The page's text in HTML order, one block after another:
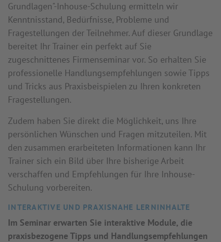
Grundlagen"-Inhouse-Schulung ermitteln wir
Kenntnisstand, Bedürfnisse, Probleme und
Fragestellungen der Teilnehmer. Auf dieser Grundlage
bereitet Ihr Trainer ein perfekt auf Sie
zugeschnittenes Firmenseminar vor. So erhalten Sie
professionelle Handlungsempfehlungen sowie Tipps
und Tricks aus Praxisbeispielen zu Ihren konkreten
Fragestellungen.
Zudem haben Sie direkt die Möglichkeit, uns Ihre
persönlichen Wünschen und Fragen mitzuteilen. Mit
den zusammen erarbeiteten Informationen kann Ihr
Trainer sich ein Bild über Ihre bisherige Arbeit
verschaffen und Empfehlungen für Ihre Inhouse-
Schulung vorbereiten.
INTERAKTIVE UND PRAXISNAHE LERNINHALTE
Im Seminar erwarten Sie interaktive Module, die
praxisbezogene Tipps und Handlungsempfehlungen